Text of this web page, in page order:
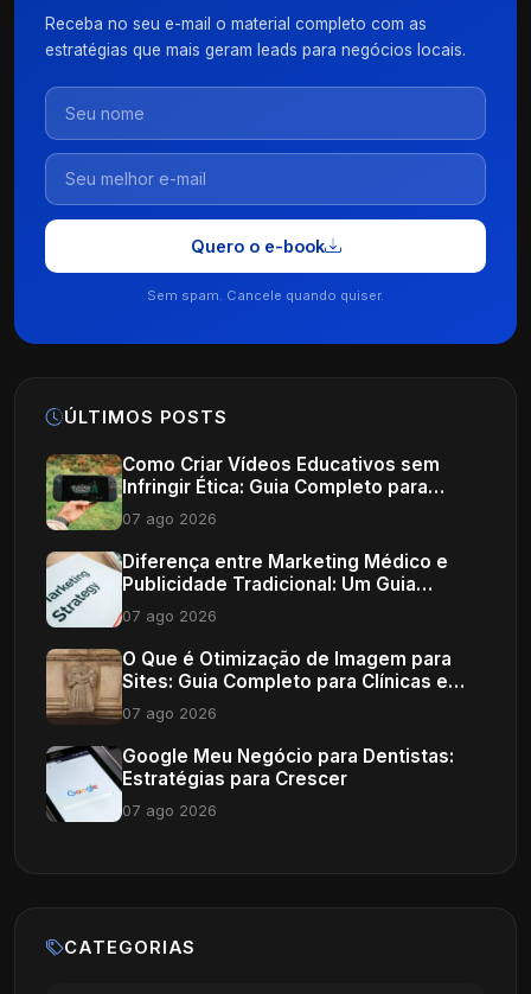
Receba no seu e-mail o material completo com as
estratégias que mais geram leads para negócios locais.
Quero o e-book
Sem spam. Cancele quando quiser.
ÚLTIMOS POSTS
Como Criar Vídeos Educativos sem
Infringir Ética: Guia Completo para
Profissionais de Saúde
07 ago 2026
Diferença entre Marketing Médico e
Publicidade Tradicional: Um Guia
Completo
07 ago 2026
O Que é Otimização de Imagem para
Sites: Guia Completo para Clínicas e
Consultórios
07 ago 2026
Google Meu Negócio para Dentistas:
Estratégias para Crescer
07 ago 2026
CATEGORIAS